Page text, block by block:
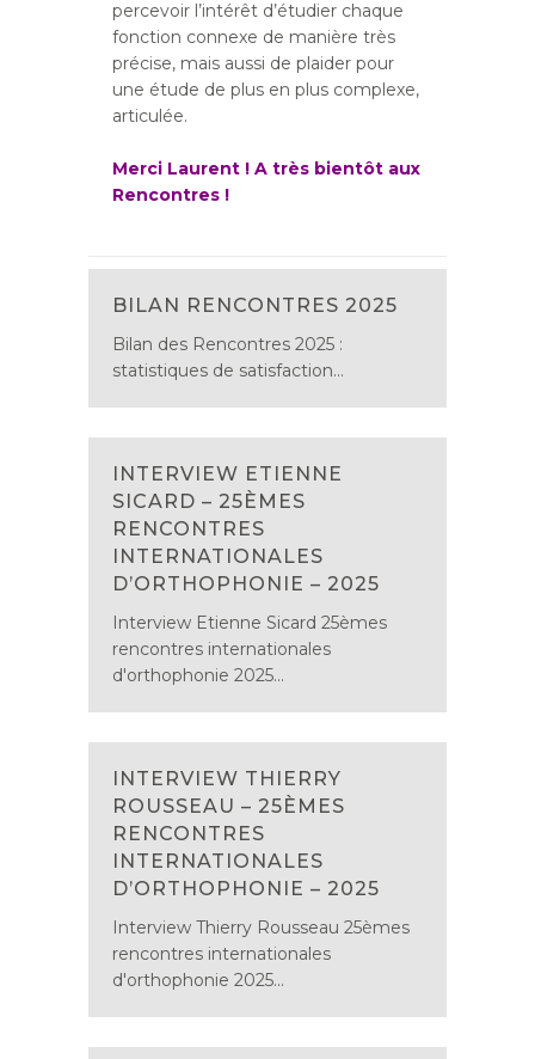
percevoir l’intérêt d’étudier chaque
fonction connexe de manière très
précise, mais aussi de plaider pour
une étude de plus en plus complexe,
articulée.
Merci Laurent ! A très bientôt aux
Rencontres !
BILAN RENCONTRES 2025
Bilan des Rencontres 2025 :
statistiques de satisfaction...
INTERVIEW ETIENNE
SICARD – 25ÈMES
RENCONTRES
INTERNATIONALES
D’ORTHOPHONIE – 2025
Interview Etienne Sicard 25èmes
rencontres internationales
d'orthophonie 2025...
INTERVIEW THIERRY
ROUSSEAU – 25ÈMES
RENCONTRES
INTERNATIONALES
D’ORTHOPHONIE – 2025
Interview Thierry Rousseau 25èmes
rencontres internationales
d'orthophonie 2025...